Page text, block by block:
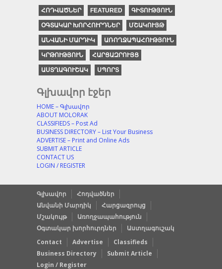
ՀՈԴՎԱԾՆԵՐ FEATURED ԳԻՏՈՒԹՅՈՒՆ
ՕԳՏԱԿԱՐ ԽՈՐՀՈՒՐԴՆԵՐ ՄՇԱԿՈՒՅԹ
ԱՆՎԱՆԻ ՄԱՐԴԻԿ ԱՌՈՂՋԱՊԱՀՈՒԹՅՈՒՆ
ԿՐԹՈՒԹՅՈՒՆ ՀԱՐՑԱԶՐՈՒՅՑ
ԱՍՏՂԱԳՈՒՇԱԿ ՍՊՈՐՏ
Գլխավոր էջեր
HOME – Գլխավոր
ABOUT MOLORAK
CLASSIFIEDS – Post Ad
BUSINESS DIRECTORY – List Your Business
ADVERTISE – Print and Online Ads
SUBMIT ARTICLE
CONTACT US
LOGIN / REGISTER
Գլխավոր
Հոդվածներ
Անվանի Մարդիկ
Հարցազրույց
Մշակույթ
Առողջապահություն
Օգտակար խորհուրդներ
Աստղագուշակ
Contact
Advertise
Classifieds
Business Directory
Submit Article
Login / Register